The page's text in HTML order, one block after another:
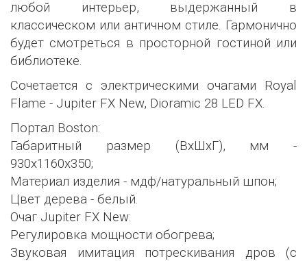
любой интерьер, выдержанный в
классическом или античном стиле. Гармонично
будет смотреться в просторной гостиной или
библиотеке.
Сочетается с электрическими очагами Royal
Flame - Jupiter FX New, Dioramic 28 LED FX.
Портал Boston:
Габаритный размер (ВхШхГ), мм -
930х1160х350;
Материал изделия - мдф/натуральный шпон;
Цвет дерева - белый.
Очаг Jupiter FX New:
Регулировка мощности обогрева;
Звуковая имитация потрескивания дров (с